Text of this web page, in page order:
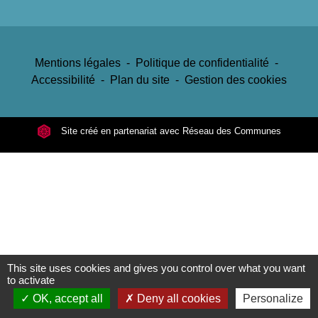
Mentions légales - Politique de confidentialité -
Accessibilité - Plan du site - Gestion des cookies
Site créé en partenariat avec Réseau des Communes
This site uses cookies and gives you control over what you want
to activate
OK, accept all
Deny all cookies Personalize